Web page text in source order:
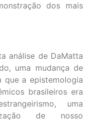
dos mais
análise de DaMatta
uma mudança de
que a epistemologia
brasileiros era
uma
de nosso